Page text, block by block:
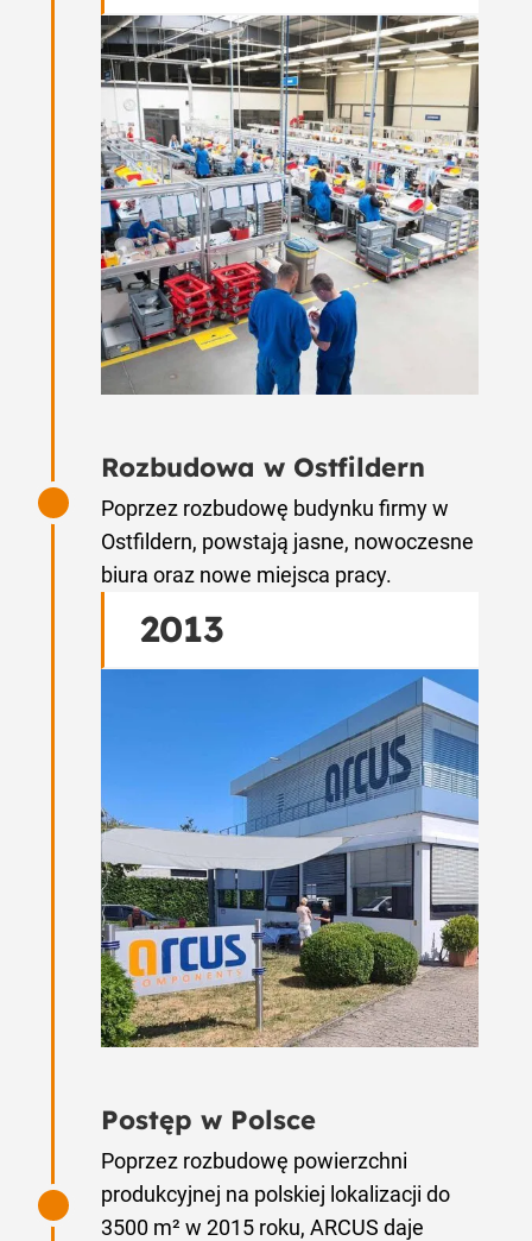
Rozbudowa w Ostfildern
Poprzez rozbudowę budynku firmy w
Ostfildern, powstają jasne, nowoczesne
biura oraz nowe miejsca pracy.
2013
Postęp w Polsce
Poprzez rozbudowę powierzchni
produkcyjnej na polskiej lokalizacji do
3500 m² w 2015 roku, ARCUS daje